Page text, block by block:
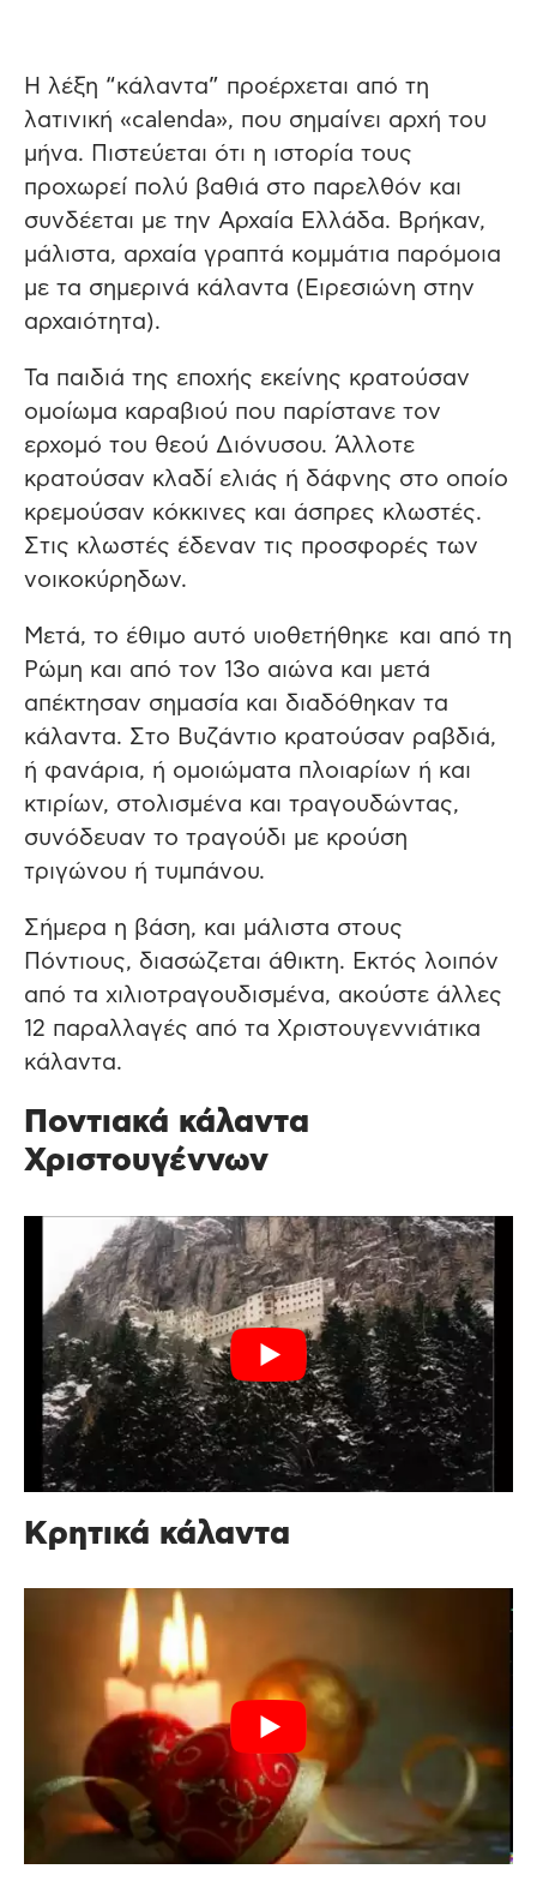
Η λέξη “κάλαντα” προέρχεται από τη
λατινική «calenda», που σημαίνει αρχή του
μήνα. Πιστεύεται ότι η ιστορία τους
προχωρεί πολύ βαθιά στο παρελθόν και
συνδέεται με την Αρχαία Ελλάδα. Βρήκαν,
μάλιστα, αρχαία γραπτά κομμάτια παρόμοια
με τα σημερινά κάλαντα (Ειρεσιώνη στην
αρχαιότητα).
Τα παιδιά της εποχής εκείνης κρατούσαν
ομοίωμα καραβιού που παρίστανε τον
ερχομό του θεού Διόνυσου. Άλλοτε
κρατούσαν κλαδί ελιάς ή δάφνης στο οποίο
κρεμούσαν κόκκινες και άσπρες κλωστές.
Στις κλωστές έδεναν τις προσφορές των
νοικοκύρηδων.
Μετά, το έθιμο αυτό υιοθετήθηκε και από τη
Ρώμη και από τον 13ο αιώνα και μετά
απέκτησαν σημασία και διαδόθηκαν τα
κάλαντα. Στο Βυζάντιο κρατούσαν ραβδιά,
ή φανάρια, ή ομοιώματα πλοιαρίων ή και
κτιρίων, στολισμένα και τραγουδώντας,
συνόδευαν το τραγούδι με κρούση
τριγώνου ή τυμπάνου.
Σήμερα η βάση, και μάλιστα στους
Πόντιους, διασώζεται άθικτη. Εκτός λοιπόν
από τα χιλιοτραγουδισμένα, ακούστε άλλες
12 παραλλαγές από τα Χριστουγεννιάτικα
κάλαντα.
Ποντιακά κάλαντα
Χριστουγέννων
Κρητικά κάλαντα